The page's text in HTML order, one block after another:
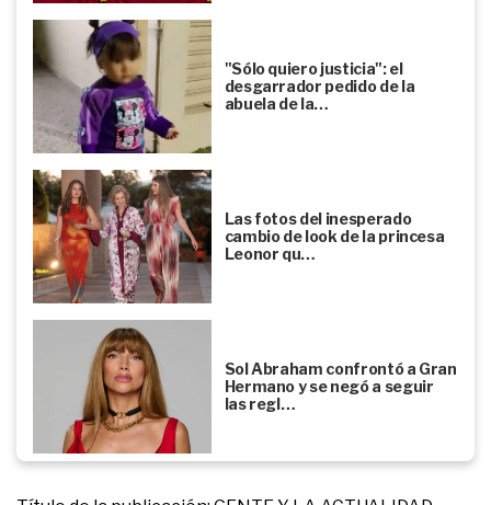
"Sólo quiero justicia": el
desgarrador pedido de la
abuela de la…
Las fotos del inesperado
cambio de look de la princesa
Leonor qu…
Sol Abraham confrontó a Gran
Hermano y se negó a seguir
las regl…